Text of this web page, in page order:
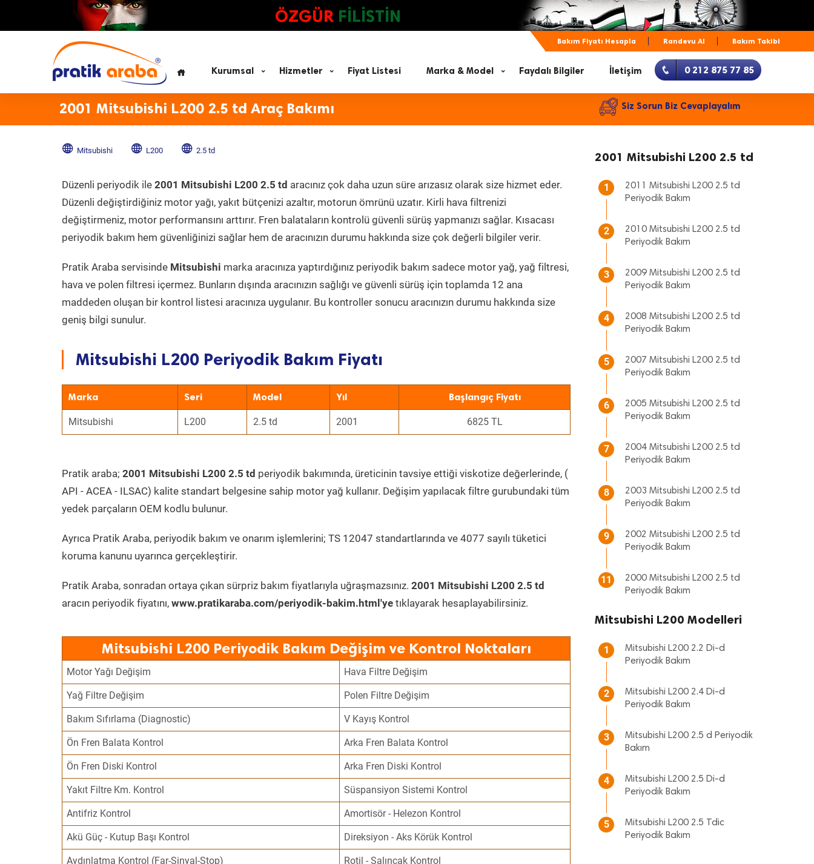
ÖZGÜR FİLİSTİN
Bakım Fiyatı Hesapla Randevu Al Bakım Takibi
Kurumsal Hizmetler Fiyat Listesi Marka & Model Faydalı Bilgiler İletişim 0 212 875 77 85
2001 Mitsubishi L200 2.5 td Araç Bakımı Siz Sorun Biz Cevaplayalım
Mitsubishi L200 2.5 td
Düzenli periyodik ile 2001 Mitsubishi L200 2.5 td aracınız çok daha uzun süre arızasız olarak size hizmet eder.
Düzenli değiştirdiğiniz motor yağı, yakıt bütçenizi azaltır, motorun ömrünü uzatır. Kirli hava filtrenizi
değiştirmeniz, motor performansını arttırır. Fren balataların kontrolü güvenli sürüş yapmanızı sağlar. Kısacası
periyodik bakım hem güvenliğinizi sağlar hem de aracınızın durumu hakkında size çok değerli bilgiler verir.
Pratik Araba servisinde Mitsubishi marka aracınıza yaptırdığınız periyodik bakım sadece motor yağ, yağ filtresi,
hava ve polen filtresi içermez. Bunların dışında aracınızın sağlığı ve güvenli sürüş için toplamda 12 ana
maddeden oluşan bir kontrol listesi aracınıza uygulanır. Bu kontroller sonucu aracınızın durumu hakkında size
geniş bilgi sunulur.
Mitsubishi L200 Periyodik Bakım Fiyatı
Marka Seri Model Yıl Başlangıç Fiyatı
Mitsubishi L200 2.5 td 2001 6825 TL
Pratik araba; 2001 Mitsubishi L200 2.5 td periyodik bakımında, üreticinin tavsiye ettiği viskotize değerlerinde, (
API - ACEA - ILSAC) kalite standart belgesine sahip motor yağ kullanır. Değişim yapılacak filtre gurubundaki tüm
yedek parçaların OEM kodlu bulunur.
Ayrıca Pratik Araba, periyodik bakım ve onarım işlemlerini; TS 12047 standartlarında ve 4077 sayılı tüketici
koruma kanunu uyarınca gerçekleştirir.
Pratik Araba, sonradan ortaya çıkan sürpriz bakım fiyatlarıyla uğraşmazsınız. 2001 Mitsubishi L200 2.5 td
aracın periyodik fiyatını, www.pratikaraba.com/periyodik-bakim.html'ye tıklayarak hesaplayabilirsiniz.
Mitsubishi L200 Periyodik Bakım Değişim ve Kontrol Noktaları
Motor Yağı Değişim Hava Filtre Değişim
Yağ Filtre Değişim Polen Filtre Değişim
Bakım Sıfırlama (Diagnostic) V Kayış Kontrol
Ön Fren Balata Kontrol Arka Fren Balata Kontrol
Ön Fren Diski Kontrol Arka Fren Diski Kontrol
Yakıt Filtre Km. Kontrol Süspansiyon Sistemi Kontrol
Antifriz Kontrol Amortisör - Helezon Kontrol
Akü Güç - Kutup Başı Kontrol Direksiyon - Aks Körük Kontrol
Aydınlatma Kontrol (Far-Sinyal-Stop) Rotil - Salıncak Kontrol
2001 Mitsubishi L200 2.5 td
1
2011 Mitsubishi L200 2.5 td
Periyodik Bakım
2
2010 Mitsubishi L200 2.5 td
Periyodik Bakım
3
2009 Mitsubishi L200 2.5 td
Periyodik Bakım
4
2008 Mitsubishi L200 2.5 td
Periyodik Bakım
5
2007 Mitsubishi L200 2.5 td
Periyodik Bakım
6
2005 Mitsubishi L200 2.5 td
Periyodik Bakım
7
2004 Mitsubishi L200 2.5 td
Periyodik Bakım
8
2003 Mitsubishi L200 2.5 td
Periyodik Bakım
9
2002 Mitsubishi L200 2.5 td
Periyodik Bakım
11
2000 Mitsubishi L200 2.5 td
Periyodik Bakım
Mitsubishi L200 Modelleri
1
Mitsubishi L200 2.2 Di-d
Periyodik Bakım
2
Mitsubishi L200 2.4 Di-d
Periyodik Bakım
3
Mitsubishi L200 2.5 d Periyodik
Bakım
4
Mitsubishi L200 2.5 Di-d
Periyodik Bakım
5
Mitsubishi L200 2.5 Tdic
Periyodik Bakım